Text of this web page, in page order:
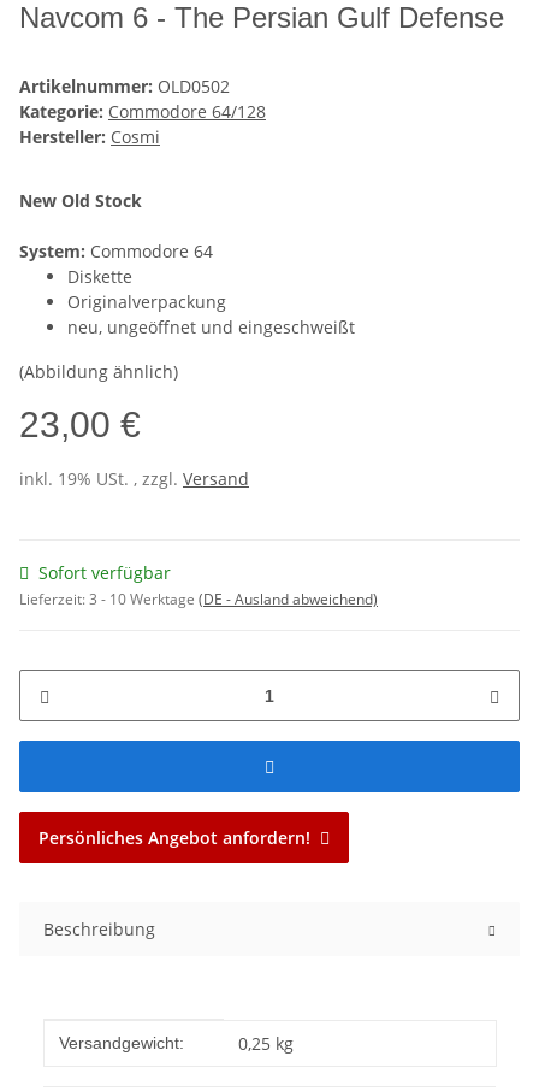
Navcom 6 - The Persian Gulf Defense
Artikelnummer: OLD0502
Kategorie: Commodore 64/128
Hersteller: Cosmi
New Old Stock
System: Commodore 64
Diskette
Originalverpackung
neu, ungeöffnet und eingeschweißt
(Abbildung ähnlich)
23,00 €
inkl. 19% USt. , zzgl. Versand
Sofort verfügbar
Lieferzeit:3 - 10 Werktage (DE - Ausland abweichend)
Persönliches Angebot anfordern!
Beschreibung
Produkteigenschaft
Wert
Versandgewicht: 0,25 kg